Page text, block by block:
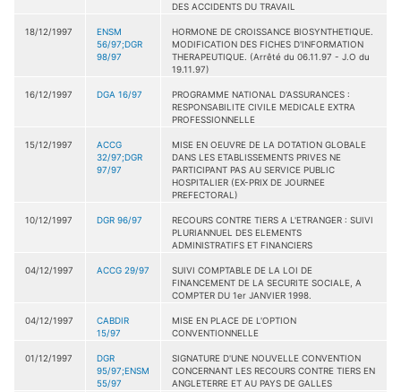
DES ACCIDENTS DU TRAVAIL
18/12/1997
ENSM
56/97;DGR
98/97
HORMONE DE CROISSANCE BIOSYNTHETIQUE.
MODIFICATION DES FICHES D'INFORMATION
THERAPEUTIQUE. (Arrêté du 06.11.97 - J.O du
19.11.97)
16/12/1997 DGA 16/97
PROGRAMME NATIONAL D'ASSURANCES :
RESPONSABILITE CIVILE MEDICALE EXTRA
PROFESSIONNELLE
15/12/1997
ACCG
32/97;DGR
97/97
MISE EN OEUVRE DE LA DOTATION GLOBALE
DANS LES ETABLISSEMENTS PRIVES NE
PARTICIPANT PAS AU SERVICE PUBLIC
HOSPITALIER (EX-PRIX DE JOURNEE
PREFECTORAL)
10/12/1997 DGR 96/97
RECOURS CONTRE TIERS A L'ETRANGER : SUIVI
PLURIANNUEL DES ELEMENTS
ADMINISTRATIFS ET FINANCIERS
04/12/1997 ACCG 29/97
SUIVI COMPTABLE DE LA LOI DE
FINANCEMENT DE LA SECURITE SOCIALE, A
COMPTER DU 1er JANVIER 1998.
04/12/1997
CABDIR
15/97
MISE EN PLACE DE L'OPTION
CONVENTIONNELLE
01/12/1997
DGR
95/97;ENSM
55/97
SIGNATURE D'UNE NOUVELLE CONVENTION
CONCERNANT LES RECOURS CONTRE TIERS EN
ANGLETERRE ET AU PAYS DE GALLES